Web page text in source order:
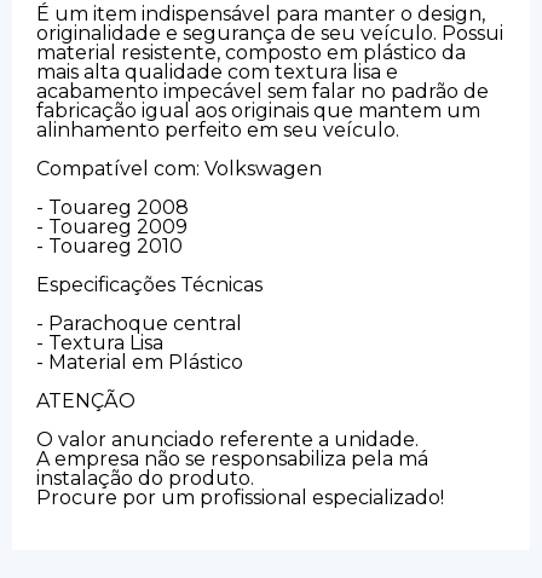
É um item indispensável para manter o design,
originalidade e segurança de seu veículo. Possui
material resistente, composto em plástico da
mais alta qualidade com textura lisa e
acabamento impecável sem falar no padrão de
fabricação igual aos originais que mantem um
alinhamento perfeito em seu veículo.
Compatível com: Volkswagen
- Touareg 2008
- Touareg 2009
- Touareg 2010
Especificações Técnicas
- Parachoque central
- Textura Lisa
- Material em Plástico
ATENÇÃO
O valor anunciado referente a unidade.
A empresa não se responsabiliza pela má
instalação do produto.
Procure por um profissional especializado!